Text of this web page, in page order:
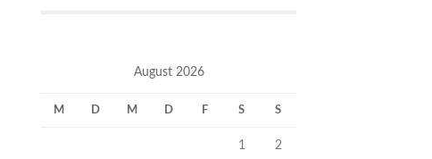
August 2026
M D M D F S S
1 2